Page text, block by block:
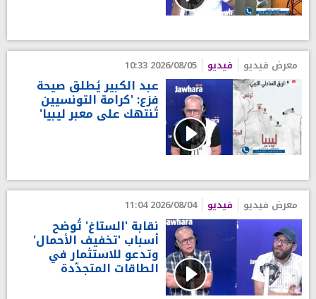
معرض فيديو فيديو 2026/08/05 10:33
عبد الكبير يُطلق صيحة
فزع: 'كرامة التونسيين
تُنتهك على معبر ليبيا'
معرض فيديو فيديو 2026/08/04 11:04
نقابة 'الستاغ' تُوضح
أسباب 'تخفيف الأحمال'
وتدعو للاستثمار في
الطاقات المتجدّدة